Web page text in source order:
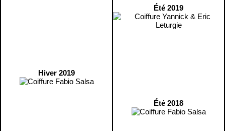
Hiver 2019
Été 2019
Été 2018